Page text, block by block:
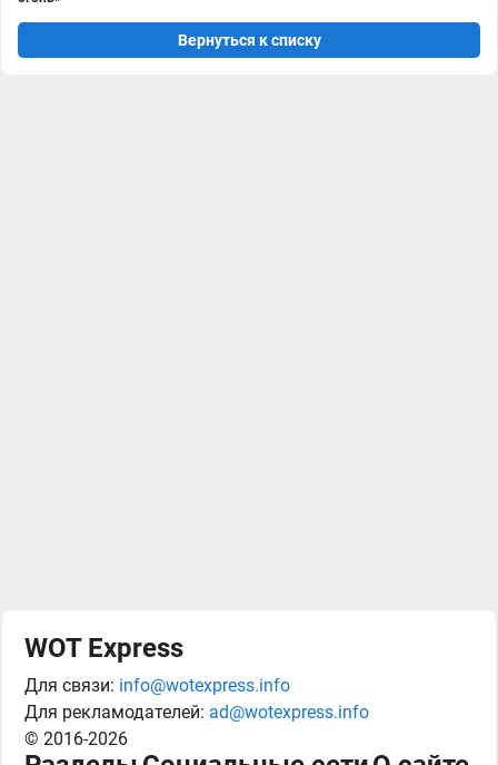
Вернуться к списку
WOT Express
Для связи: info@wotexpress.info
Для рекламодателей: ad@wotexpress.info
© 2016-2026